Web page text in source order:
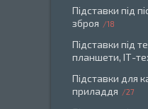
Підставки під
зброя
18
Підставки під
планшети, ІТ-
Підставки для
приладдя
27